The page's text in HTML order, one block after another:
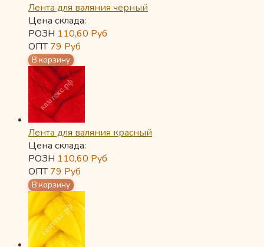
Лента для валяния черный
Цена склада:
РОЗН 110,60 Руб
ОПТ79 Руб
Лента для валяния красный
Цена склада:
РОЗН 110,60 Руб
ОПТ79 Руб